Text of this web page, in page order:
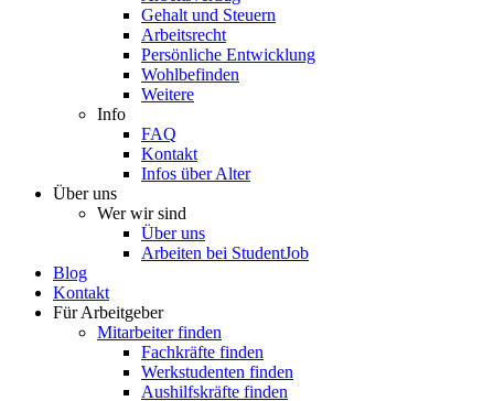
Gehalt und Steuern
Arbeitsrecht
Persönliche Entwicklung
Wohlbefinden
Weitere
Info
FAQ
Kontakt
Infos über Alter
Über uns
Wer wir sind
Über uns
Arbeiten bei StudentJob
Blog
Kontakt
Für Arbeitgeber
Mitarbeiter finden
Fachkräfte finden
Werkstudenten finden
Aushilfskräfte finden